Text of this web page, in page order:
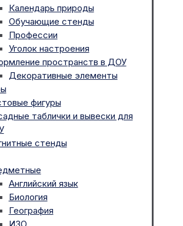
Календарь природы
Обучающие стенды
Профессии
Уголок настроения
пространств в ДОУ
Декоративные элементы
фигуры
таблички и вывески для
стенды
Английский язык
Биология
География